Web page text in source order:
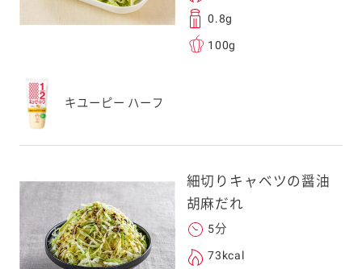
身以外の方に送
旦ご自身で受け
元コードをス
ォンのカメラ
0.8g
100g
キユーピー ハーフ
細切りキャベツの醤油
胡麻だれ
5分
73kcal